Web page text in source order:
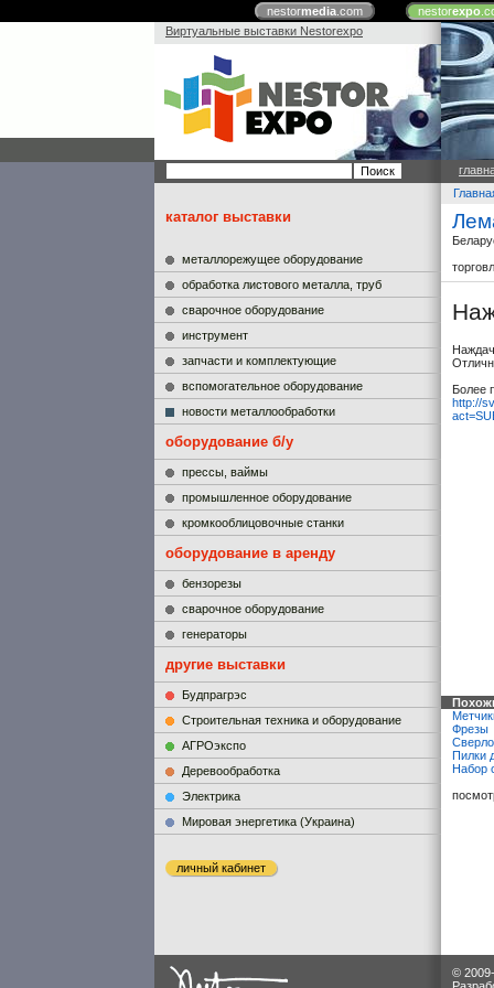
nestormedia.com nestorexpo
Виртуальные выставки Nestorexpo
каталог выставки
металлорежущее оборудование
обработка листового металла, труб
сварочное оборудование
инструмент
запчасти и комплектующие
вспомогательное оборудование
новости металлообработки
оборудование б/у
прессы, ваймы
промышленное оборудование
кромкооблицовочные станки
оборудование в аренду
бензорезы
сварочное оборудование
генераторы
другие выставки
Будпрагрэс
Строительная техника и оборудование
АГРОэкспо
Деревообработка
Электрика
Мировая энергетика (Украина)
личный кабинет
Более
http://
Фрезы
Пилки
Набор
©